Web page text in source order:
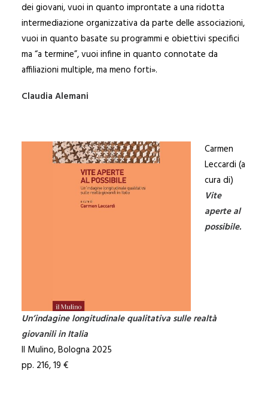
dei giovani, vuoi in quanto improntate a una ridotta
intermediazione organizzativa da parte delle associazioni,
vuoi in quanto basate su programmi e obiettivi specifici
ma “a termine”, vuoi infine in quanto connotate da
affiliazioni multiple, ma meno forti».
Claudia Alemani
Carmen
Leccardi (a
cura di)
Vite
aperte al
possibile.
Un’indagine longitudinale qualitativa sulle realtà
giovanili in Italia
Il Mulino, Bologna 2025
pp. 216, 19 €